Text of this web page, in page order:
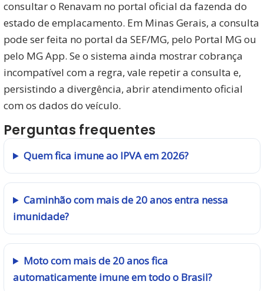
consultar o Renavam no portal oficial da fazenda do
estado de emplacamento. Em Minas Gerais, a consulta
pode ser feita no portal da SEF/MG, pelo Portal MG ou
pelo MG App. Se o sistema ainda mostrar cobrança
incompatível com a regra, vale repetir a consulta e,
persistindo a divergência, abrir atendimento oficial
com os dados do veículo.
Perguntas frequentes
Quem fica imune ao IPVA em 2026?
Caminhão com mais de 20 anos entra nessa
imunidade?
Moto com mais de 20 anos fica
automaticamente imune em todo o Brasil?